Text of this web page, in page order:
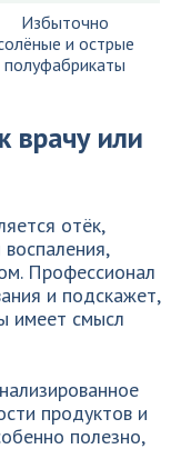
Избыточно
и острые
полуфабрикаты
врачу или
отёк,
Профессионал
и подскажет,
имеет смысл
продуктов и
полезно,